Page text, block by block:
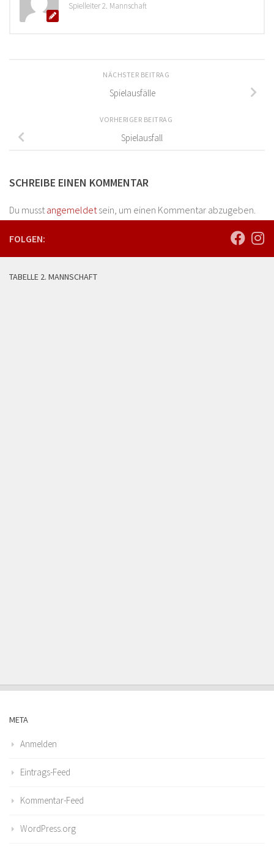
Spielleiter 2. Mannschaft
NÄCHSTER BEITRAG
Spielausfälle
VORHERIGER BEITRAG
Spielausfall
SCHREIBE EINEN KOMMENTAR
Du musst angemeldet sein, um einen Kommentar abzugeben.
FOLGEN:
TABELLE 2. MANNSCHAFT
META
Anmelden
Eintrags-Feed
Kommentar-Feed
WordPress.org